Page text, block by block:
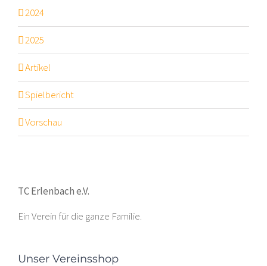
2024
2025
Artikel
Spielbericht
Vorschau
TC Erlenbach e.V.
Ein Verein für die ganze Familie.
Unser Vereinsshop